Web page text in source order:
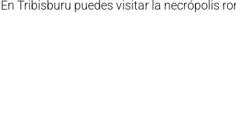
En Tribisburu puedes visitar la necrópolis